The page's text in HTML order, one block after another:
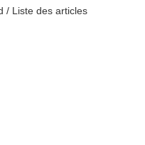
/ Liste des articles